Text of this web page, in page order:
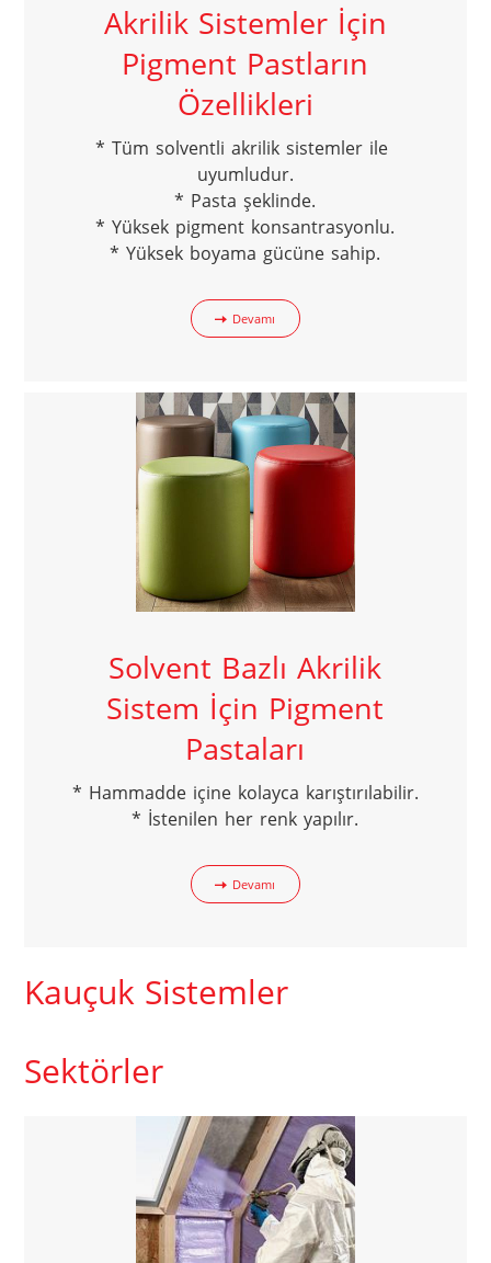
Akrilik Sistemler İçin
Pigment Pastların
Özellikleri
* Tüm solventli akrilik sistemler ile
uyumludur.
* Pasta şeklinde.
* Yüksek pigment konsantrasyonlu.
* Yüksek boyama gücüne sahip.
Devamı
Solvent Bazlı Akrilik
Sistem İçin Pigment
Pastaları
* Hammadde içine kolayca karıştırılabilir.
* İstenilen her renk yapılır.
Devamı
Kauçuk Sistemler
Sektörler